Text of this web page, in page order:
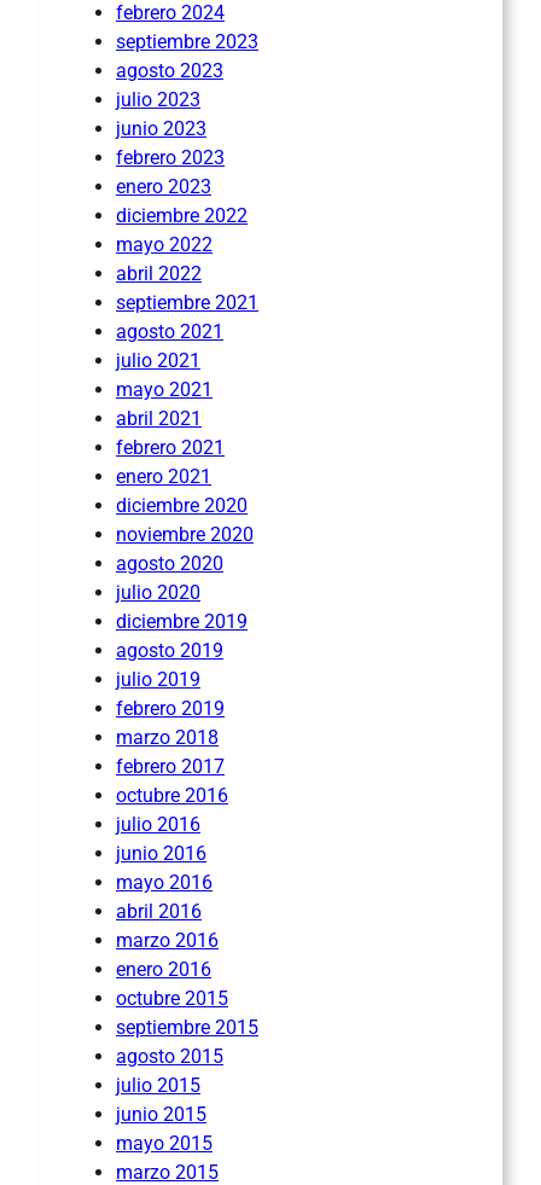
febrero 2024
septiembre 2023
agosto 2023
julio 2023
junio 2023
febrero 2023
enero 2023
diciembre 2022
mayo 2022
abril 2022
septiembre 2021
agosto 2021
julio 2021
mayo 2021
abril 2021
febrero 2021
enero 2021
diciembre 2020
noviembre 2020
agosto 2020
julio 2020
diciembre 2019
agosto 2019
julio 2019
febrero 2019
marzo 2018
febrero 2017
octubre 2016
julio 2016
junio 2016
mayo 2016
abril 2016
marzo 2016
enero 2016
octubre 2015
septiembre 2015
agosto 2015
julio 2015
junio 2015
mayo 2015
marzo 2015